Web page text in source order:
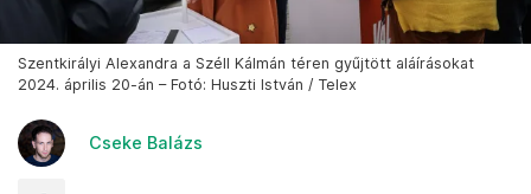
Szentkirályi Alexandra a Széll Kálmán téren gyűjtött aláírásokat
2024. április 20-án – Fotó: Huszti István / Telex
Cseke Balázs